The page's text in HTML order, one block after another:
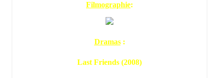
Filmographie:
Dramas:
Last Friends (2008)